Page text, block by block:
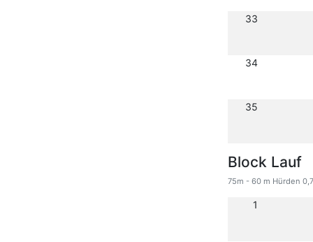
33
34
35
Block Lauf
75m - 60 m Hürden
1